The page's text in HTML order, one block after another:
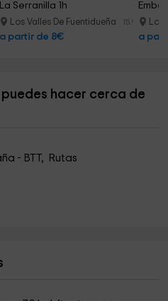
La Serranilla 1h
Los Valles De Fuentidueña 15.9 km
a partir de 8€
Los
a
hacer cerca de
- BTT, Rutas